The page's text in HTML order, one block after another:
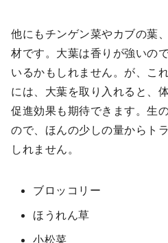
他にもチンゲン菜やカブの葉
材です。大葉は香りが強いの
いるかもしれません。が、こ
には、大葉を取り入れると、
促進効果も期待できます。生
ので、ほんの少しの量からト
しれません。
ブロッコリー
ほうれん草
小松菜